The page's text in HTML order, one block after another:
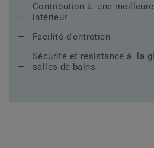
Contribution à une
intérieur
Facilité d'entretien
Sécurité et résistance à la
salles de bains